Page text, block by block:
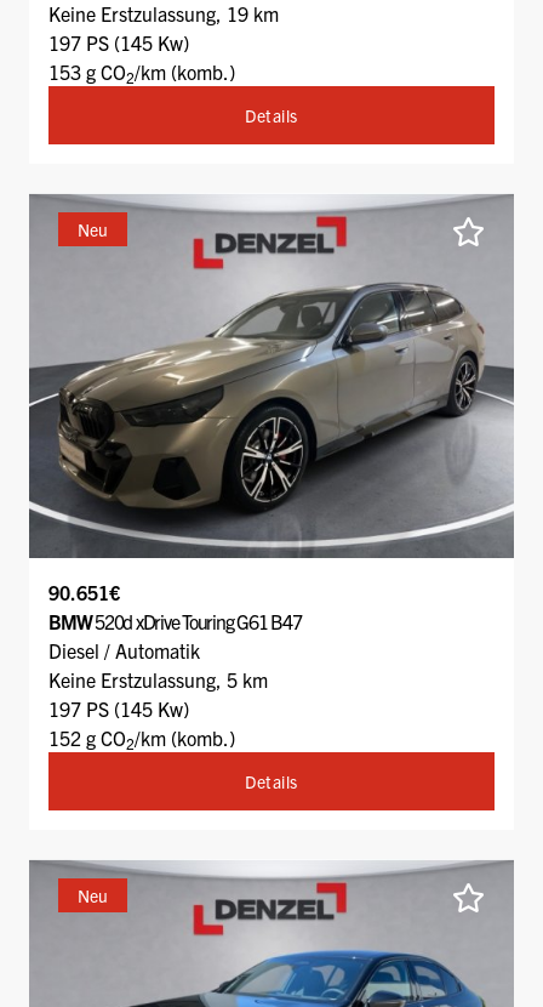
Keine Erstzulassung, 19 km
197 PS (145 Kw)
153 g CO2/km (komb.)
Details
Neu
90.651€
BMW520d xDrive Touring G61 B47
Diesel / Automatik
Keine Erstzulassung, 5 km
197 PS (145 Kw)
152 g CO2/km (komb.)
Details
Neu